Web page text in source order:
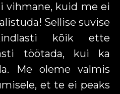
TAKSO
DE EN FI
vihmane, kuid me ei
Sellise suvise
kõik ette
töötada, kui ka
Me oleme valmis
et te ei peaks